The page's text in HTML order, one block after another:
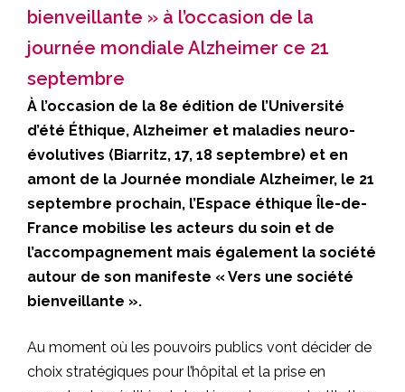
bienveillante » à l’occasion de la
journée mondiale Alzheimer ce 21
septembre
À l’occasion de la 8e édition de l’Université
d’été Éthique, Alzheimer et maladies neuro-
évolutives (Biarritz, 17, 18 septembre) et en
amont de la Journée mondiale Alzheimer, le 21
septembre prochain, l’Espace éthique Île-de-
France mobilise les acteurs du soin et de
l’accompagnement mais également la société
autour de son manifeste « Vers une société
bienveillante ».
Au moment où les pouvoirs publics vont décider de
choix stratégiques pour l’hôpital et la prise en